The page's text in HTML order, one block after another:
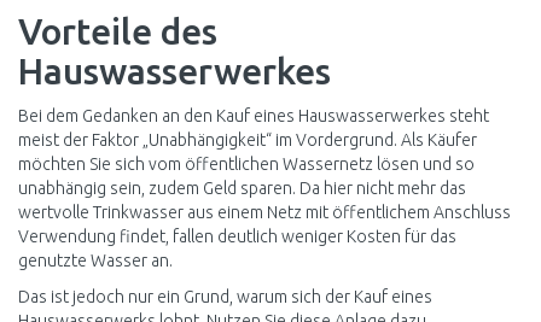
Vorteile des
Hauswasserwerkes
Bei dem Gedanken an den Kauf eines Hauswasserwerkes steht
meist der Faktor „Unabhängigkeit“ im Vordergrund. Als Käufer
möchten Sie sich vom öffentlichen Wassernetz lösen und so
unabhängig sein, zudem Geld sparen. Da hier nicht mehr das
wertvolle Trinkwasser aus einem Netz mit öffentlichem Anschluss
Verwendung findet, fallen deutlich weniger Kosten für das
genutzte Wasser an.
Das ist jedoch nur ein Grund, warum sich der Kauf eines